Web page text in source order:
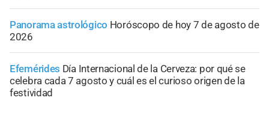
Panorama astrológico Horóscopo de hoy 7 de agosto de
2026
Efemérides Día Internacional de la Cerveza: por qué se
celebra cada 7 agosto y cuál es el curioso origen de la
festividad